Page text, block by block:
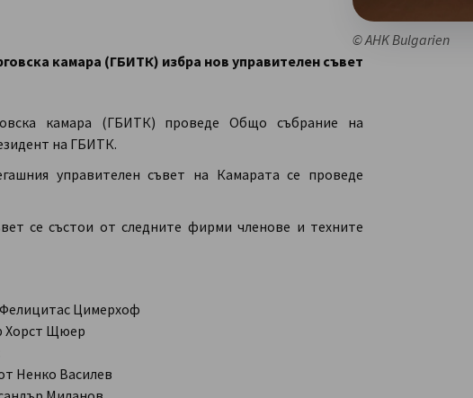
© AHK Bulgarien
камара (ГБИТК) избра нов управителен съвет
камара (ГБИТК) проведе Общо събрание на
на ГБИТК.
управителен съвет на Камарата се проведе
се състои от следните фирми членове и техните
Цимерхоф
Хорст Щюер
Ненко Василев